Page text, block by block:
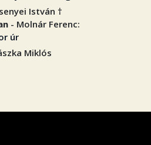
István †
- Molnár Ferenc:
úr
Miklós